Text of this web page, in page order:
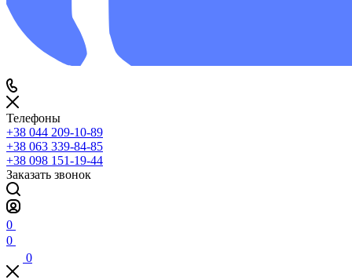
Телефоны
+38 044 209-10-89
+38 063 339-84-85
+38 098 151-19-44
Заказать звонок
0
0
0